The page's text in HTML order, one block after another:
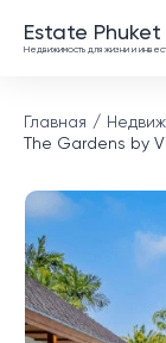
Estate Phuket
Недвижимость для жизни и
Главная
The Gardens by